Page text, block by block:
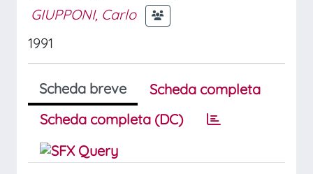
GIUPPONI, Carlo
1991
Scheda breve
Scheda completa
Scheda completa (DC)